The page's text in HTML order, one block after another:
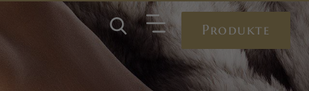
Produkte